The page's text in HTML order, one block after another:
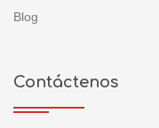
Blog
Contáctenos